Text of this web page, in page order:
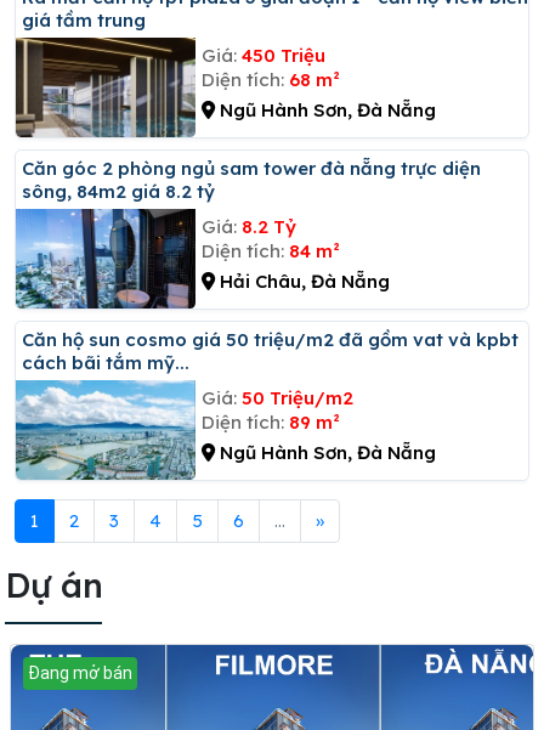
giá tầm trung
Giá: 450 Triệu
Diện tích: 68 m²
Ngũ Hành Sơn, Đà Nẵng
Căn góc 2 phòng ngủ sam tower đà nẵng trực diện
sông, 84m2 giá 8.2 tỷ
Giá: 8.2 Tỷ
Diện tích: 84 m²
Hải Châu, Đà Nẵng
Căn hộ sun cosmo giá 50 triệu/m2 đã gồm vat và kpbt
cách bãi tắm mỹ...
Giá: 50 Triệu/m2
Diện tích: 89 m²
Ngũ Hành Sơn, Đà Nẵng
1 2 3 4 5 6 ... »
Dự án
Đang mở bán